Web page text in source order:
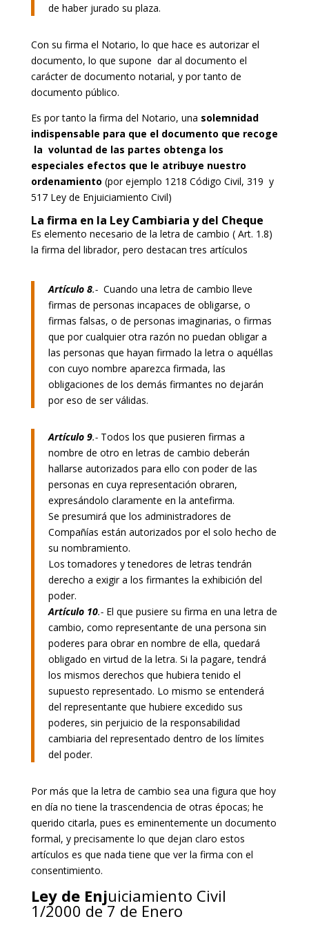
de haber jurado su plaza.
Con su firma el Notario, lo que hace es autorizar el
documento, lo que supone dar al documento el
carácter de documento notarial, y por tanto de
documento público.
Es por tanto la firma del Notario, una solemnidad
indispensable para que el documento que recoge
la voluntad de las partes obtenga los
especiales efectos que le atribuye nuestro
ordenamiento (por ejemplo 1218 Código Civil, 319 y
517 Ley de Enjuiciamiento Civil)
La firma en la Ley Cambiaria y del Cheque
Es elemento necesario de la letra de cambio ( Art. 1.8)
la firma del librador, pero destacan tres artículos
Artículo 8.- Cuando una letra de cambio lleve
firmas de personas incapaces de obligarse, o
firmas falsas, o de personas imaginarias, o firmas
que por cualquier otra razón no puedan obligar a
las personas que hayan firmado la letra o aquéllas
con cuyo nombre aparezca firmada, las
obligaciones de los demás firmantes no dejarán
por eso de ser válidas.
Artículo 9.- Todos los que pusieren firmas a
nombre de otro en letras de cambio deberán
hallarse autorizados para ello con poder de las
personas en cuya representación obraren,
expresándolo claramente en la antefirma.
Se presumirá que los administradores de
Compañías están autorizados por el solo hecho de
su nombramiento.
Los tomadores y tenedores de letras tendrán
derecho a exigir a los firmantes la exhibición del
poder.
Artículo 10.- El que pusiere su firma en una letra de
cambio, como representante de una persona sin
poderes para obrar en nombre de ella, quedará
obligado en virtud de la letra. Si la pagare, tendrá
los mismos derechos que hubiera tenido el
supuesto representado. Lo mismo se entenderá
del representante que hubiere excedido sus
poderes, sin perjuicio de la responsabilidad
cambiaria del representado dentro de los límites
del poder.
Por más que la letra de cambio sea una figura que hoy
en día no tiene la trascendencia de otras épocas; he
querido citarla, pues es eminentemente un documento
formal, y precisamente lo que dejan claro estos
artículos es que nada tiene que ver la firma con el
consentimiento.
Ley de Enjuiciamiento Civil
1/2000 de 7 de Enero